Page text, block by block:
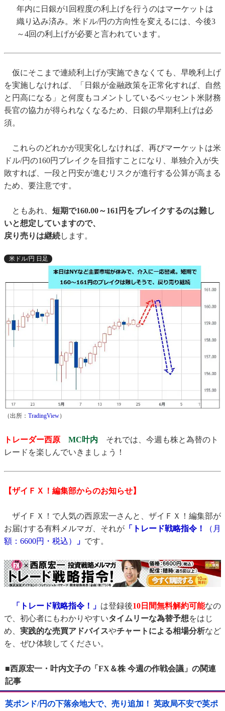
年内に日銀が1回程度の利上げを行うのはマーケットは
織り込み済み。米ドル/円の方向性を変えるには、今後3
～4回の利上げが必要と言われています。
仮にそこまで連続利上げが実施できなくても、早晩利上げ
を実施しなければ、「日銀が金融政策を正常化すれば、自然
と円高になる」と何度もコメントしているベッセント米財務
長官の協力が得られなくなるため、日銀の早期利上げは必
須。
これらのどれかが現実化しなければ、再びマーケットは米
ドル/円の160円ブレイクを目指すことになり、単独介入が失
敗すれば、一段と円安が進むリスクが進行する公算が高まる
ため、要注意です。
ともあれ、 短期で160.00～161円をブレイクするのは難し
いと想定していますので、
戻り売りは継続します。
米ドル/円 日足
（出所： TradingView）
トレーダー西原 MC叶内 それでは、今週も株と為替のト
レードを楽しんでいきましょう！
【ザイＦＸ！編集部からのお知らせ】
ザイＦＸ！で人気の西原宏一さんと、ザイＦＸ！編集部が
お届けする有料メルマガ、それが 「トレード戦略指令！
（月
額：6600円・税込）
」 です。
「トレード戦略指令！」 は登録後10日間無料解約可能なの
で、初心者にもわかりやすいタイムリーな為替予想をはじ
め、 実践的な売買アドバイスやチャートによる相場分析など
を、ぜひ体験してください。
■西原宏一・叶内文子の「FX＆株 今週の作戦会議」の関連
記事
英ポンド/円の下落余地大で、売り追加！ 英政局不安で英ポ